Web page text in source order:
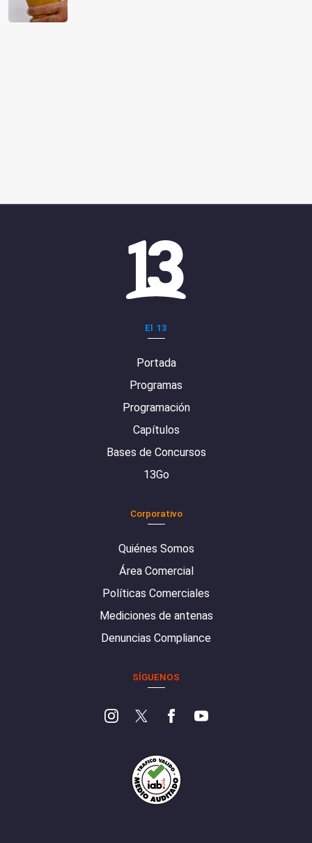
El 13
Portada
Programas
Programación
Capítulos
Bases de Concursos
13Go
Corporativo
Quiénes Somos
Área Comercial
Políticas Comerciales
Mediciones de antenas
Denuncias Compliance
SÍGUENOS